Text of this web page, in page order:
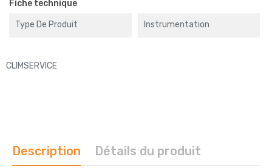
Fiche technique
Type De Produit Instrumentation
CLIMSERVICE
Description Détails du produit